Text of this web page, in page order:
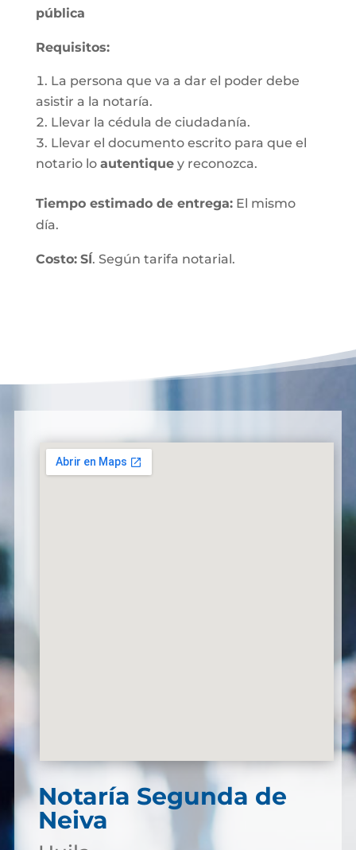
pública
Requisitos:
La persona que va a dar el poder debe
asistir a la notaría.
Llevar la cédula de ciudadanía.
Llevar el documento escrito para que el
notario lo autentiquey reconozca.
Tiempo estimado de entrega:El mismo
día.
Costo: SÍ. Según tarifa notarial.
Notaría Segunda de
Neiva